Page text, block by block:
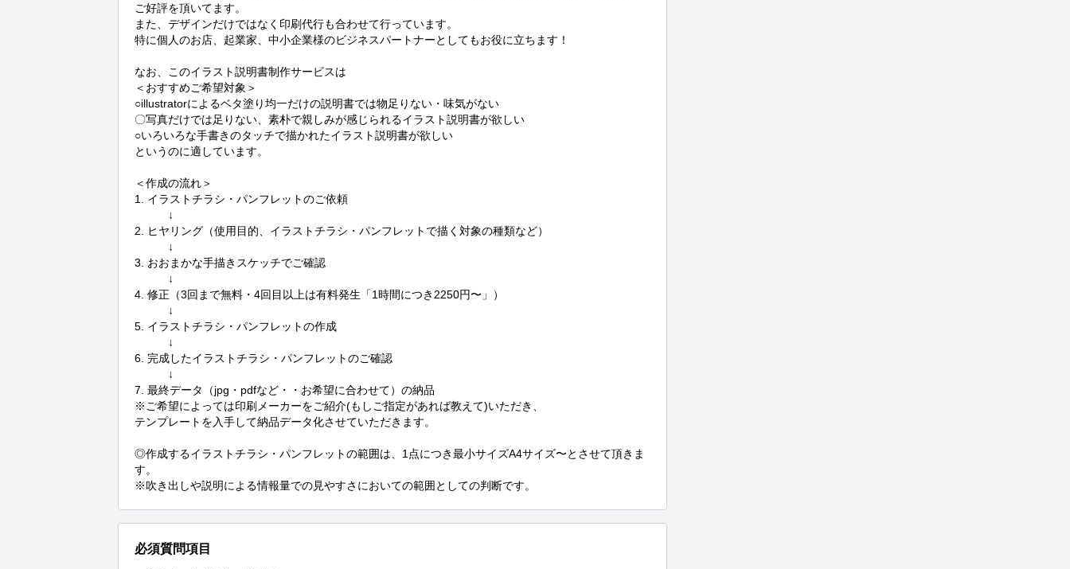
ご好評を頂いてます。
また、デザインだけではなく印刷代行も合わせて行っています。
特に個人のお店、起業家、中小企業様のビジネスパートナーとしてもお役に立ちます！
なお、このイラスト説明書制作サービスは
＜おすすめご希望対象＞
○illustratorによるベタ塗り均一だけの説明書では物足りない・味気がない
〇写真だけでは足りない、素朴で親しみが感じられるイラスト説明書が欲しい
○いろいろな手書きのタッチで描かれたイラスト説明書が欲しい
というのに適しています。
＜作成の流れ＞
1. イラストチラシ・パンフレットのご依頼
↓
2. ヒヤリング（使用目的、イラストチラシ・パンフレットで描く対象の種類など）
↓
3. おおまかな手描きスケッチでご確認
↓
4. 修正（3回まで無料・4回目以上は有料発生「1時間につき2250円〜」）
↓
5. イラストチラシ・パンフレットの作成
↓
6. 完成したイラストチラシ・パンフレットのご確認
↓
7. 最終データ（jpg・pdfなど・・お希望に合わせて）の納品
※ご希望によっては印刷メーカーをご紹介(もしご指定があれば教えて)いただき、
テンプレートを入手して納品データ化させていただきます。
◎作成するイラストチラシ・パンフレットの範囲は、1点につき最小サイズA4サイズ〜とさせて頂きま
す。
※吹き出しや説明による情報量での見やすさにおいての範囲としての判断です。
必須質問項目